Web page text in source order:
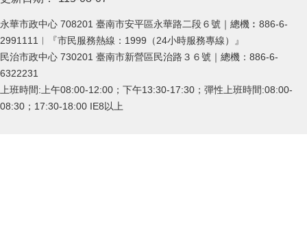
永華市政中心 708201 臺南市安平區永華路二段６號｜總機︰886-6-
2991111︱『市民服務熱線：1999（24小時服務專線）』
民治市政中心 730201 臺南市新營區民治路３６號｜總機：886-6-
6322231
上班時間:上午08:00-12:00；下午13:30-17:30；彈性上班時間:08:00-
08:30；17:30-18:00 IE8以上